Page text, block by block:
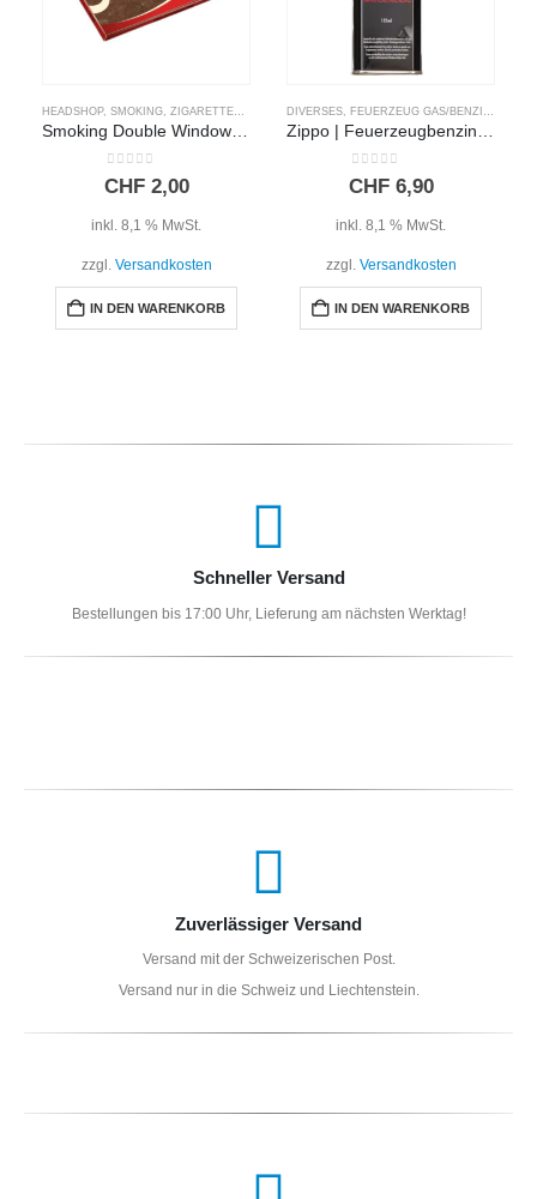
HEADSHOP, SMOKING, ZIGARETTENPAPIER
Smoking Double Window | Brown
0out of 5
CHF2,00
inkl. 8,1 % MwSt.
zzgl. Versandkosten
IN DEN WARENKORB
DIVERSES, FEUERZEUG GAS/BENZIN ,
Zippo | Feuerzeugbenzin | 125ml
0out of 5
CHF6,90
inkl. 8,1 % MwSt.
zzgl. Versandkosten
IN DEN WARENKORB
Schneller Versand
Bestellungen bis 17:00 Uhr, Lieferung am nächsten Werktag!
Zuverlässiger Versand
Versand mit der Schweizerischen Post.
Versand nur in die Schweiz und Liechtenstein.